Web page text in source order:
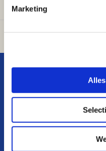
Marketing
Airconditioning
Privacy
voorwaarden KvK